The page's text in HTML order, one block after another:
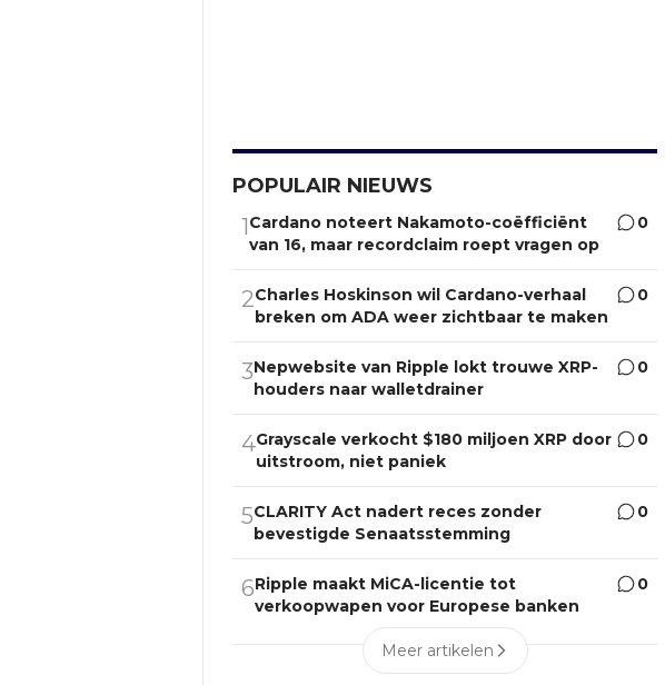
POPULAIR NIEUWS
1Cardano noteert Nakamoto-coëfficiënt
van 16, maar recordclaim roept vragen op
0
2Charles Hoskinson wil Cardano-verhaal
breken om ADA weer zichtbaar te maken
0
3Nepwebsite van Ripple lokt trouwe XRP-
houders naar walletdrainer
0
4Grayscale verkocht $180 miljoen XRP door
uitstroom, niet paniek
0
5CLARITY Act nadert reces zonder
bevestigde Senaatsstemming
0
6Ripple maakt MiCA-licentie tot
verkoopwapen voor Europese banken
0
Meer artikelen